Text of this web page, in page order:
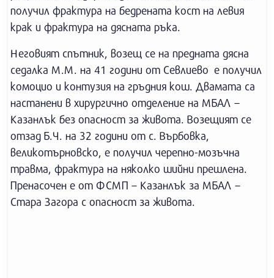
получил фрактура на бедрената кост на левия
крак и фрактура на дясната ръка.
Неговият спътник, возещ се на предната дясна
седалка М.М. на 41 години от Севлиево е получил
комоцио и контузия на гръдния кош. Двамата са
настанени в хирургично отделение на МБАЛ –
Казанлък без опасност за живота. Возещият се
отзад Б.Ч. на 32 години от с. Върбовка,
великотърновско, е получил черепно-мозъчна
травма, фрактура на няколко шийни прешлена.
Пренасочен е от ФСМП – Казанлък за МБАЛ –
Стара Загора с опасност за живота.